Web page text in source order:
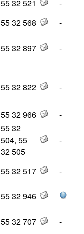
55 32 521
-
55 32 568
-
55 32 897 -
55 32 822
-
55 32 966 -
55 32
504, 55
32 505
-
55 32 517
-
55 32 946
55 32 707
-